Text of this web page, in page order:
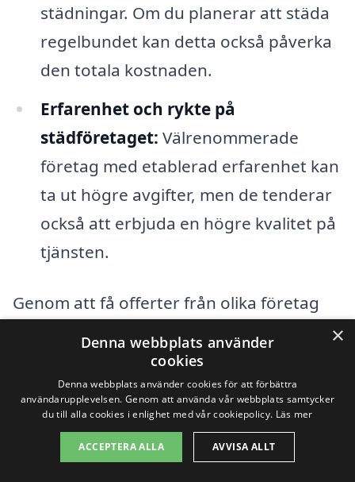
städningar. Om du planerar att städa
regelbundet kan detta också påverka
den totala kostnaden.
Erfarenhet och rykte på
städföretaget: Välrenommerade
företag med etablerad erfarenhet kan
ta ut högre avgifter, men de tenderar
också att erbjuda en högre kvalitet på
tjänsten.
Genom att få offerter från olika företag
för visningsstädning i Knäred får du en
bättre förståelse för vad marknaden har
att erbjuda och kan jämföra priser och
tjänster. Tänk på att det inte alltid är bäst
att välja den billigaste lösningen; kvalitet
×
Denna webbplats använder
cookies
Denna webbplats använder cookies för att förbättra
användarupplevelsen. Genom att använda vår webbplats samtycker
du till alla cookies i enlighet med vår cookiepolicy. Läs mer
ACCEPTERA ALLA AVVISA ALLT